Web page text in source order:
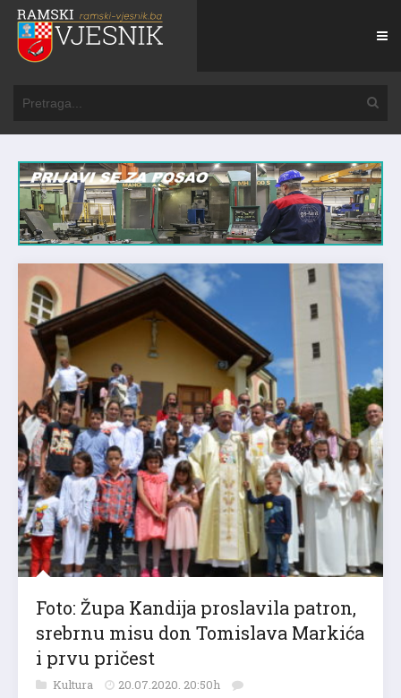
Foto: Župa Kandija proslavila patron,
srebrnu misu don Tomislava Markića
i prvu pričest
Kultura 20.07.2020. 20:50h